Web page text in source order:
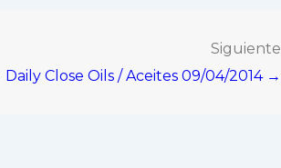
Siguiente
Daily Close Oils / Aceites 09/04/2014 →